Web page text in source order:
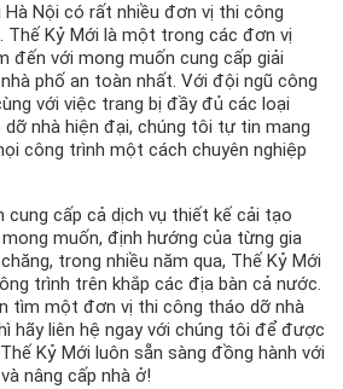
Nội có rất nhiều đơn vị thi công
Thế Kỷ Mới là một trong các đơn vị
đến với mong muốn cung cấp giải
phố an toàn nhất. Với đội ngũ công
với việc trang bị đầy đủ các loại
dỡ nhà hiện đại, chúng tôi tự tin mang
công trình một cách chuyên nghiệp
cung cấp cả dịch vụ thiết kế cải tạo
muốn, định hướng của từng gia
trong nhiều năm qua, Thế Kỷ Mới
trình trên khắp các địa bàn cả nước.
tìm một đơn vị thi công tháo dỡ nhà
hãy liên hệ ngay với chúng tôi để được
Kỷ Mới luôn sẵn sàng đồng hành với
nâng cấp nhà ở!